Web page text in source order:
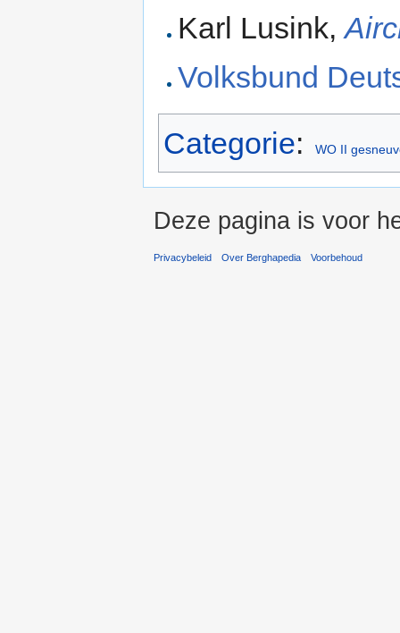
Karl Lusink,
Volksbund
Categorie: WO II
Deze pagina is voor
Privacybeleid Over Berghapedia Voorbehoud